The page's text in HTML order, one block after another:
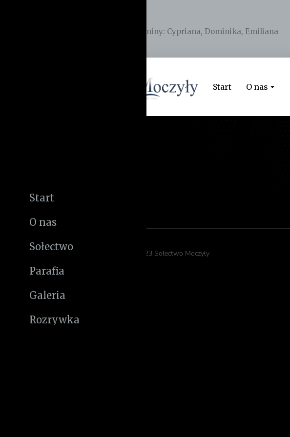
Imieniny: Cypriana, Dominika, Emiliana
Start O nas
© 2023 Sołectwo Moczyły
Start
O nas
Sołectwo
Parafia
Galeria
Rozrywka